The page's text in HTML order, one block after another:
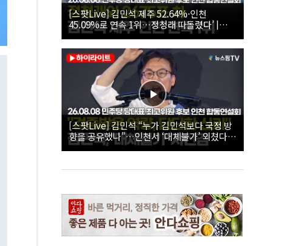
[스팟Live] 김민석 제주 52.64%·인천
45.09%로 연속 1위…정청래 따돌렸다’ |
26.08.08 더불어민주당 당대표·최고위원 후
보 인천 합동연설회
[스팟Live] 김민석 “누가 김민석보다 국정 방
향을 공유했나”…인천서 ‘대체불가’ 외쳤다 |
26.08.08 더불어민주당 당대표·최고위원 후